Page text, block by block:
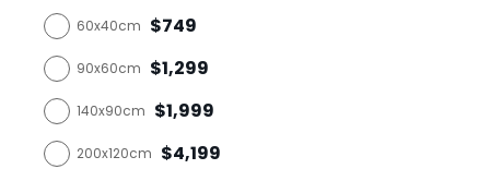
60x40cm $749
90x60cm $1,299
140x90cm $1,999
200x120cm $4,199